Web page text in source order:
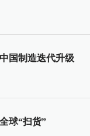
国制造迭代升级
球“扫货”